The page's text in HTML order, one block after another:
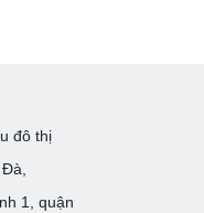
đô thị
1, quận